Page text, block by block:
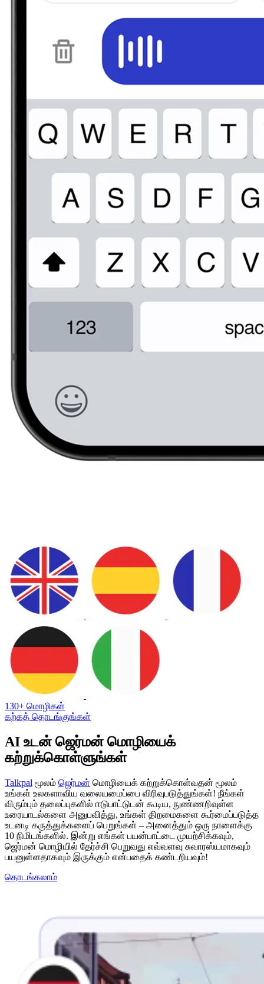
130+ மொழிகள்
கற்கத் தொடங்குங்கள்
AI உடன் ஜெர்மன் மொழியைக்
கற்றுக்கொள்ளுங்கள்
Talkpal மூலம் ஜெர்மன் மொழியைக் கற்றுக்கொள்வதன் மூலம்
உங்கள் உலகளாவிய வலையமைப்பை விரிவுபடுத்துங்கள்! நீங்கள்
விரும்பும் தலைப்புகளில் ஈடுபாட்டுடன் கூடிய, நுண்ணறிவுள்ள
உரையாடல்களை அனுபவித்து, உங்கள் திறமைகளை கூர்மைப்படுத்த
உடனடி கருத்துக்களைப் பெறுங்கள் – அனைத்தும் ஒரு நாளைக்கு
10 நிமிடங்களில். இன்று எங்கள் பயன்பாட்டை முயற்சிக்கவும்,
ஜெர்மன் மொழியில் தேர்ச்சி பெறுவது எவ்வளவு சுவாரஸ்யமாகவும்
பயனுள்ளதாகவும் இருக்கும் என்பதைக் கண்டறியவும்!
தொடங்கலாம்